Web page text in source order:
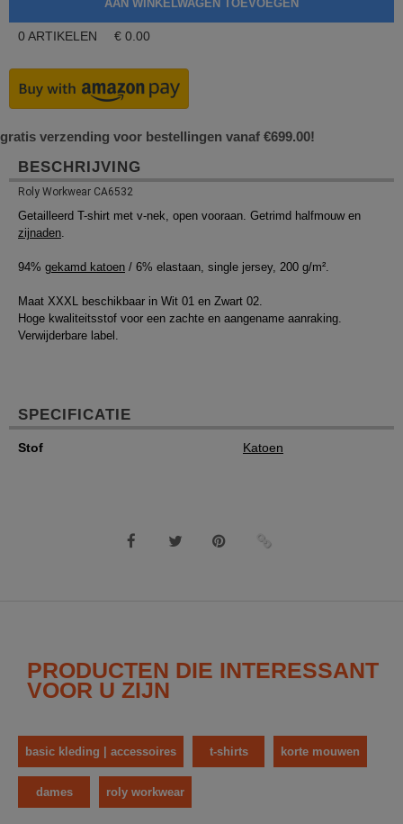
0 ARTIKELEN € 0.00
gratis verzending voor bestellingen vanaf €699.00!
BESCHRIJVING
Roly Workwear CA6532
Getailleerd T-shirt met v-nek, open vooraan. Getrimd halfmouw en
zijnaden.
94% gekamd katoen / 6% elastaan, single jersey, 200 g/m².
Maat XXXL beschikbaar in Wit 01 en Zwart 02.
Hoge kwaliteitsstof voor een zachte en aangename aanraking.
Verwijderbare label.
SPECIFICATIE
Stof Katoen
PRODUCTEN DIE INTERESSANT
VOOR U ZIJN
basic kleding | accessoires t-shirts korte mouwen
dames roly workwear